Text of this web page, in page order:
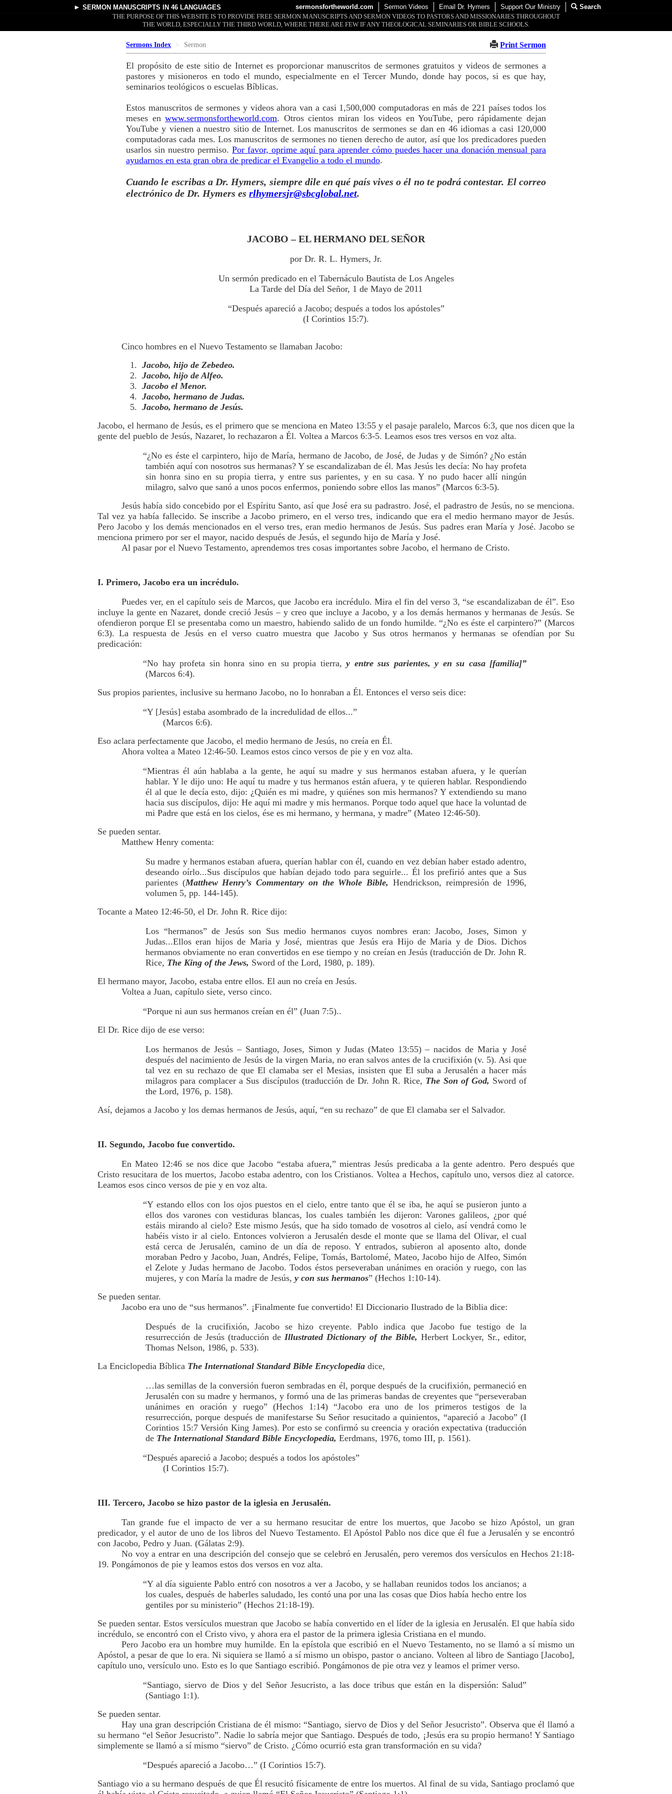
► SERMON MANUSCRIPTS IN 46 LANGUAGES sermonsfortheworld.com Sermon Videos Email Dr. Hymers Support Our Ministry
Search
THE PURPOSE OF THIS WEBSITE IS TO PROVIDE FREE SERMON MANUSCRIPTS AND SERMON VIDEOS TO PASTORS AND MISSIONARIES THROUGHOUT
THE WORLD, ESPECIALLY THE THIRD WORLD, WHERE THERE ARE FEW IF ANY THEOLOGICAL SEMINARIES OR BIBLE SCHOOLS.
Sermons Index Sermon Print Sermon
El propósito de este sitio de Internet es proporcionar manuscritos de sermones gratuitos y videos de sermones a
pastores y misioneros en todo el mundo, especialmente en el Tercer Mundo, donde hay pocos, si es que hay,
seminarios teológicos o escuelas Bíblicas.
Estos manuscritos de sermones y videos ahora van a casi 1,500,000 computadoras en más de 221 países todos los
meses enwww.sermonsfortheworld.com. Otros cientos miran los videos en YouTube, pero rápidamente dejan
YouTube y vienen a nuestro sitio de Internet. Los manuscritos de sermones se dan en 46 idiomas a casi 120,000
computadoras cada mes. Los manuscritos de sermones no tienen derecho de autor, así que los predicadores pueden
usarlos sin nuestro permiso.Por favor, oprime aquí para aprender cómo puedes hacer una donación mensual para
ayudarnos en esta gran obra de predicar el Evangelio a todo el mundo.
Cuando le escribas a Dr. Hymers, siempre dile en qué país vives o él no te podrá contestar. El correo
electrónico de Dr. Hymers es rlhymersjr@sbcglobal.net.
JACOBO – EL HERMANO DEL SEÑOR
por Dr. R. L. Hymers, Jr.
Un sermón predicado en el Tabernáculo Bautista de Los Angeles
La Tarde del Día del Señor, 1 de Mayo de 2011
“Después apareció a Jacobo; después a todos los apóstoles”
(I Corintios 15:7).
Cinco hombres en el Nuevo Testamento se llamaban Jacobo:
1.Jacobo, hijo de Zebedeo.
2.Jacobo, hijo de Alfeo.
3.Jacobo el Menor.
4.Jacobo, hermano de Judas.
5.Jacobo, hermano de Jesús.
Jacobo, el hermano de Jesús, es el primero que se menciona en Mateo 13:55 y el pasaje paralelo, Marcos 6:3, que nos dicen que la
gente del pueblo de Jesús, Nazaret, lo rechazaron a Él. Voltea a Marcos 6:3-5. Leamos esos tres versos en voz alta.
“¿No es éste el carpintero, hijo de María, hermano de Jacobo, de José, de Judas y de Simón? ¿No están
también aquí con nosotros sus hermanas? Y se escandalizaban de él. Mas Jesús les decía: No hay profeta
sin honra sino en su propia tierra, y entre sus parientes, y en su casa. Y no pudo hacer allí ningún
milagro, salvo que sanó a unos pocos enfermos, poniendo sobre ellos las manos” (Marcos 6:3-5).
Jesús había sido concebido por el Espíritu Santo, así que José era su padrastro. José, el padrastro de Jesús, no se menciona.
Tal vez ya había fallecido. Se inscribe a Jacobo primero, en el verso tres, indicando que era el medio hermano mayor de Jesús.
Pero Jacobo y los demás mencionados en el verso tres, eran medio hermanos de Jesús. Sus padres eran María y José. Jacobo se
menciona primero por ser el mayor, nacido después de Jesús, el segundo hijo de María y José.
Al pasar por el Nuevo Testamento, aprendemos tres cosas importantes sobre Jacobo, el hermano de Cristo.
I. Primero, Jacobo era un incrédulo.
Puedes ver, en el capítulo seis de Marcos, que Jacobo era incrédulo. Mira el fin del verso 3, “se escandalizaban de él”. Eso
incluye la gente en Nazaret, donde creció Jesús – y creo que incluye a Jacobo, y a los demás hermanos y hermanas de Jesús. Se
ofendieron porque El se presentaba como un maestro, habiendo salido de un fondo humilde. “¿No es éste el carpintero?” (Marcos
6:3). La respuesta de Jesús en el verso cuatro muestra que Jacobo y Sus otros hermanos y hermanas se ofendían por Su
predicación:
“No hay profeta sin honra sino en su propia tierra,y entre sus parientes, y en su casa [familia]”
(Marcos 6:4).
Sus propios parientes, inclusive su hermano Jacobo, no lo honraban a Él. Entonces el verso seis dice:
“Y [Jesús] estaba asombrado de la incredulidad de ellos...”
(Marcos 6:6).
Eso aclara perfectamente que Jacobo, el medio hermano de Jesús, no creía en Él.
Ahora voltea a Mateo 12:46-50. Leamos estos cinco versos de pie y en voz alta.
“Mientras él aún hablaba a la gente, he aquí su madre y sus hermanos estaban afuera, y le querían
hablar. Y le dijo uno: He aquí tu madre y tus hermanos están afuera, y te quieren hablar. Respondiendo
él al que le decía esto, dijo: ¿Quién es mi madre, y quiénes son mis hermanos? Y extendiendo su mano
hacia sus discípulos, dijo: He aquí mi madre y mis hermanos. Porque todo aquel que hace la voluntad de
mi Padre que está en los cielos, ése es mi hermano, y hermana, y madre” (Mateo 12:46-50).
Se pueden sentar.
Matthew Henry comenta:
Su madre y hermanos estaban afuera, querían hablar con él, cuando en vez debían haber estado adentro,
deseando oírlo...Sus discípulos que habían dejado todo para seguirle... Él los prefirió antes que a Sus
parientes (Matthew Henry’s Commentary on the Whole Bible, Hendrickson, reimpresión de 1996,
volumen 5, pp. 144-145).
Tocante a Mateo 12:46-50, el Dr. John R. Rice dijo:
Los “hermanos” de Jesús son Sus medio hermanos cuyos nombres eran: Jacobo, Joses, Simon y
Judas...Ellos eran hijos de Maria y José, mientras que Jesús era Hijo de Maria y de Dios. Dichos
hermanos obviamente no eran convertidos en ese tiempo y no creían en Jesús (traducción de Dr. John R.
Rice, The King of the Jews, Sword of the Lord, 1980, p. 189).
El hermano mayor, Jacobo, estaba entre ellos. El aun no creía en Jesús.
Voltea a Juan, capítulo siete, verso cinco.
“Porque ni aun sus hermanos creían en él” (Juan 7:5)..
El Dr. Rice dijo de ese verso:
Los hermanos de Jesús – Santiago, Joses, Simon y Judas (Mateo 13:55) – nacidos de Maria y José
después del nacimiento de Jesús de la virgen Maria, no eran salvos antes de la crucifixión (v. 5). Asi que
tal vez en su rechazo de que El clamaba ser el Mesias, insisten que El suba a Jerusalén a hacer más
milagros para complacer a Sus discípulos (traducción de Dr. John R. Rice, The Son of God, Sword of
the Lord, 1976, p. 158).
Así, dejamos a Jacobo y los demas hermanos de Jesús, aquí, “en su rechazo” de que El clamaba ser el Salvador.
II. Segundo, Jacobo fue convertido.
En Mateo 12:46 se nos dice que Jacobo “estaba afuera,” mientras Jesús predicaba a la gente adentro. Pero después que
Cristo resucitara de los muertos, Jacobo estaba adentro, con los Cristianos. Voltea a Hechos, capítulo uno, versos diez al catorce.
Leamos esos cinco versos de pie y en voz alta.
“Y estando ellos con los ojos puestos en el cielo, entre tanto que él se iba, he aquí se pusieron junto a
ellos dos varones con vestiduras blancas, los cuales también les dijeron: Varones galileos, ¿por qué
estáis mirando al cielo? Este mismo Jesús, que ha sido tomado de vosotros al cielo, así vendrá como le
habéis visto ir al cielo. Entonces volvieron a Jerusalén desde el monte que se llama del Olivar, el cual
está cerca de Jerusalén, camino de un día de reposo. Y entrados, subieron al aposento alto, donde
moraban Pedro y Jacobo, Juan, Andrés, Felipe, Tomás, Bartolomé, Mateo, Jacobo hijo de Alfeo, Simón
el Zelote y Judas hermano de Jacobo. Todos éstos perseveraban unánimes en oración y ruego, con las
mujeres, y con María la madre de Jesús, y con sus hermanos” (Hechos 1:10-14).
Se pueden sentar.
Jacobo era uno de “sus hermanos”. ¡Finalmente fue convertido! El Diccionario Ilustrado de la Biblia dice:
Después de la crucifixión, Jacobo se hizo creyente. Pablo indica que Jacobo fue testigo de la
resurrección de Jesús (traducción de Illustrated Dictionary of the Bible, Herbert Lockyer, Sr., editor,
Thomas Nelson, 1986, p. 533).
La Enciclopedia Bíblica The International Standard Bible Encyclopedia dice,
…las semillas de la conversión fueron sembradas en él, porque después de la crucifixión, permaneció en
Jerusalén con su madre y hermanos, y formó una de las primeras bandas de creyentes que “perseveraban
unánimes en oración y ruego” (Hechos 1:14) “Jacobo era uno de los primeros testigos de la
resurrección, porque después de manifestarse Su Señor resucitado a quinientos, “apareció a Jacobo” (I
Corintios 15:7 Versión King James). Por esto se confirmó su creencia y oración expectativa (traducción
de The International Standard Bible Encyclopedia, Eerdmans, 1976, tomo III, p. 1561).
“Después apareció a Jacobo; después a todos los apóstoles”
(I Corintios 15:7).
III. Tercero, Jacobo se hizo pastor de la iglesia en Jerusalén.
Tan grande fue el impacto de ver a su hermano resucitar de entre los muertos, que Jacobo se hizo Apóstol, un gran
predicador, y el autor de uno de los libros del Nuevo Testamento. El Apóstol Pablo nos dice que él fue a Jerusalén y se encontró
con Jacobo, Pedro y Juan. (Gálatas 2:9).
No voy a entrar en una descripción del consejo que se celebró en Jerusalén, pero veremos dos versículos en Hechos 21:18-
19. Pongámonos de pie y leamos estos dos versos en voz alta.
“Y al día siguiente Pablo entró con nosotros a ver a Jacobo, y se hallaban reunidos todos los ancianos; a
los cuales, después de haberles saludado, les contó una por una las cosas que Dios había hecho entre los
gentiles por su ministerio” (Hechos 21:18-19).
Se pueden sentar. Estos versículos muestran que Jacobo se había convertido en el líder de la iglesia en Jerusalén. El que había sido
incrédulo, se encontró con el Cristo vivo, y ahora era el pastor de la primera iglesia Cristiana en el mundo.
Pero Jacobo era un hombre muy humilde. En la epístola que escribió en el Nuevo Testamento, no se llamó a sí mismo un
Apóstol, a pesar de que lo era. Ni siquiera se llamó a sí mismo un obispo, pastor o anciano. Volteen al libro de Santiago [Jacobo],
capítulo uno, versículo uno. Esto es lo que Santiago escribió. Pongámonos de pie otra vez y leamos el primer verso.
“Santiago, siervo de Dios y del Señor Jesucristo, a las doce tribus que están en la dispersión: Salud”
(Santiago 1:1).
Se pueden sentar.
Hay una gran descripción Cristiana de él mismo: “Santiago, siervo de Dios y del Señor Jesucristo”. Observa que él llamó a
su hermano “el Señor Jesucristo”. Nadie lo sabría mejor que Santiago. Después de todo, ¡Jesús era su propio hermano! Y Santiago
simplemente se llamó a sí mismo “siervo” de Cristo. ¿Cómo ocurrió esta gran transformación en su vida?
“Después apareció a Jacobo…” (I Corintios 15:7).
Santiago vio a su hermano después de que Él resucitó físicamente de entre los muertos. Al final de su vida, Santiago proclamó que